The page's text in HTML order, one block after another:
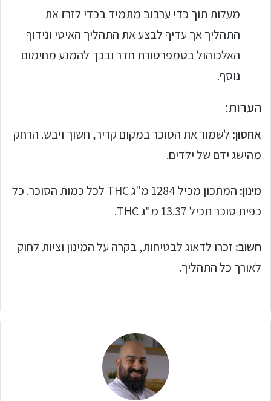
מעלות תוך כדי ערבוב מתמיד בכדי לזרז את
התהליך אך עדיף לבצע את התהליך האיטי ונידוף
האלכוהול בטמפרטורת חדר ובכך להמנע מחימום
נוסף.
הערות:
אחסון: לשמור את הסוכר במקום קריר, חשוך ויבש. הרחק
מהישג ידם של ילדים.
מינון:
המתכון מכיל 1284 מ"ג THC לכל כמות הסוכר. כל
כפית סוכר תכיל 13.37 מ"ג THC.
חשוב: זכרו לדאוג לבטיחות, בקרה על המינון וציות לחוק
לאורך כל התהליך.